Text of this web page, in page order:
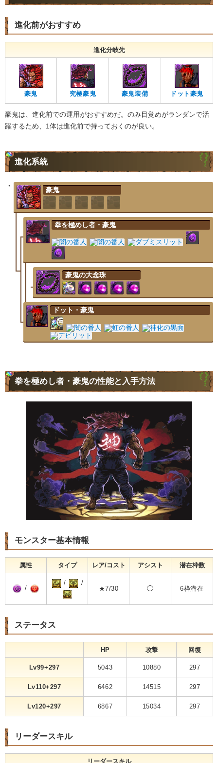
進化前がおすすめ
進化分岐先
豪鬼 究極豪鬼 豪鬼装備 ドット豪鬼
豪鬼は、進化前での運用がおすすめだ。のみ目覚めがランダンで活
躍するため、1体は進化前で持っておくのが良い。
進化系統
豪鬼
拳を極めし者・豪鬼
豪鬼の大念珠
ドット・豪鬼
拳を極めし者・豪鬼の性能と入手方法
モンスター基本情報
属性 タイプ レア/コスト アシスト 潜在枠数
/
/ /
★7/30 ◯ 6枠潜在
ステータス
HP 攻撃 回復
Lv99+297 5043 10880 297
Lv110+297 6462 14515 297
Lv120+297 6867 15034 297
リーダースキル
リーダースキル